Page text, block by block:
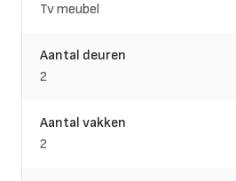
Tv meubel
Aantal deuren
2
Aantal vakken
2